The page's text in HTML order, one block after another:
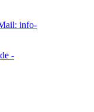
info-
-